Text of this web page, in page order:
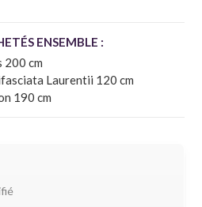
ENSEMBLE :
200 cm
Laurentii 120 cm
190 cm